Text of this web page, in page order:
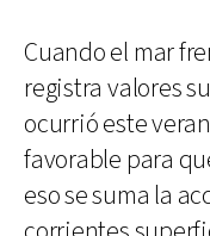
Cuando el mar
registra valores
ocurrió este
favorable para
eso se suma la